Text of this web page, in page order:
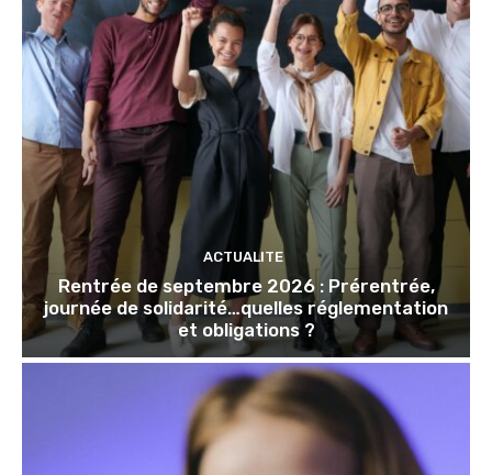
ACTUALITE
Rentrée de septembre 2026 : Prérentrée,
journée de solidarité…quelles réglementation
et obligations ?